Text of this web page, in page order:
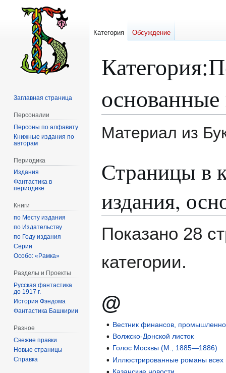
Категория:
основанные
Материал из
к
навигации
к
поиску
Страницы в
издания,
Показано 28
категории.
@
Вестник финансов,
Волжско-Донской листок
Голос Москвы (М., 1885—1886)
Иллюстрированные романы всех
Категория Обсуждение
Заглавная страница
Персоналии
Персоны по алфавиту
Книжные издания по
авторам
Периодика
Издания
Фантастика в
периодике
Книги
по Месту издания
по Издательству
по Году издания
Серии
Особо: «Рамка»
Разделы и Проекты
Русская фантастика
до 1917 г.
История Фэндома
Фантастика Башкирии
Разное
Свежие правки
Новые страницы
Справка